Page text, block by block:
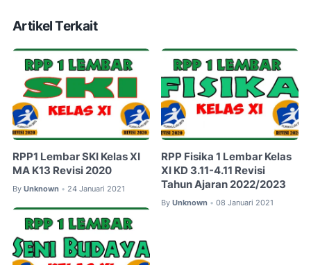
Artikel Terkait
RPP1 Lembar SKI Kelas XI
MA K13 Revisi 2020
By Unknown • 24 Januari 2021
RPP Fisika 1 Lembar Kelas
XI KD 3.11-4.11 Revisi
Tahun Ajaran 2022/2023
By Unknown • 08 Januari 2021